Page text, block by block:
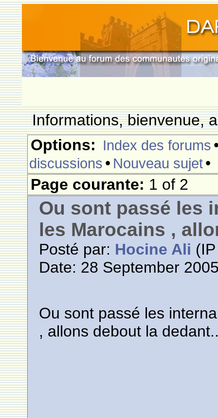
Informations, bienvenue,
Options: Index des forums
discussions • Nouveau sujet•
Page courante: 1 of 2
Ou sont passé les
les Marocains ,
Posté par: Hocine Ali
Date: 28 September
Ou sont passé les
, allons debout la